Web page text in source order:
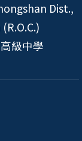
Dist.,
級中學